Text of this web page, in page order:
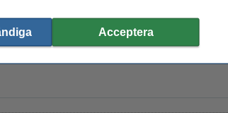
250ml | 123ink
Acceptera